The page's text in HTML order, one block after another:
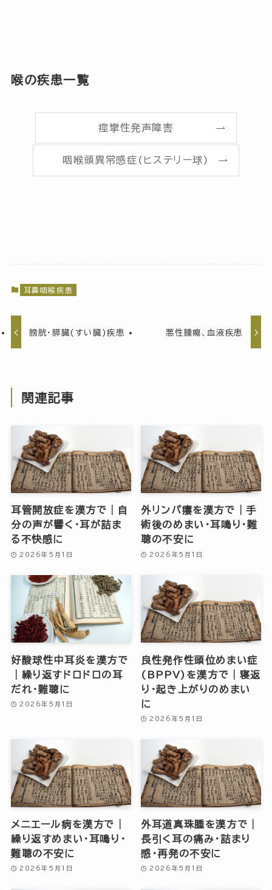
喉の疾患一覧
痙攣性発声障害
咽喉頭異常感症(ヒステリー球)
耳鼻咽喉疾患
膀胱・膵臓(すい臓)疾患 悪性腫瘍、血液疾患
関連記事
耳管開放症を漢方で｜自
分の声が響く・耳が詰ま
る不快感に
2026年5月1日
外リンパ瘻を漢方で｜手
術後のめまい・耳鳴り・難
聴の不安に
2026年5月1日
好酸球性中耳炎を漢方で
｜繰り返すドロドロの耳
だれ・難聴に
2026年5月1日
良性発作性頭位めまい症
(BPPV)を漢方で｜寝返
り・起き上がりのめまい
に
2026年5月1日
メニエール病を漢方で｜
繰り返すめまい・耳鳴り・
難聴の不安に
2026年5月1日
外耳道真珠腫を漢方で｜
長引く耳の痛み・詰まり
感・再発の不安に
2026年5月1日